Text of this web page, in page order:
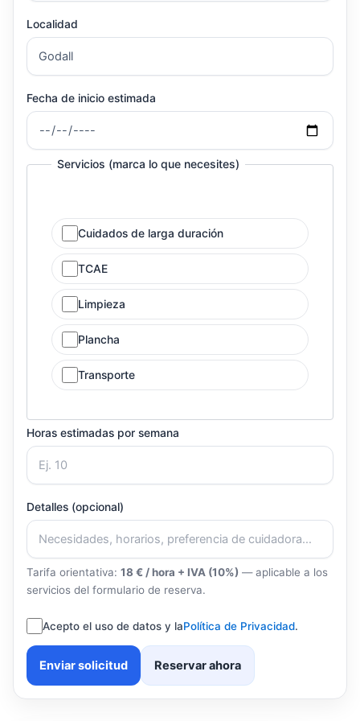
Localidad
Fecha de inicio estimada
Servicios (marca lo que necesites)
Cuidados de larga duración
TCAE
Limpieza
Plancha
Transporte
Horas estimadas por semana
Detalles (opcional)
Tarifa orientativa: 18 € / hora + IVA (10%) — aplicable a los
servicios del formulario de reserva.
Acepto el uso de datos y laPolítica de Privacidad.
Enviar solicitud Reservar ahora